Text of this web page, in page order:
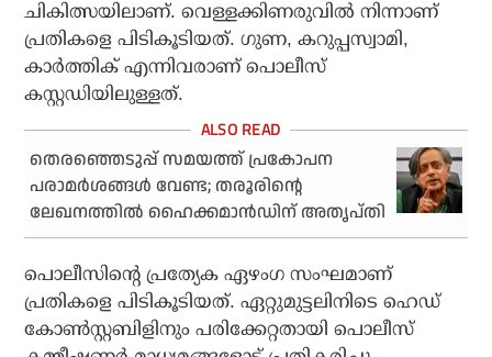
ചികിത്സയിലാണ്. വെള്ളക്കിണരുവില്‍ നിന്നാണ്
പ്രതികളെ പിടികൂടിയത്. ഗുണ, കറുപ്പസ്വാമി,
കാര്‍ത്തിക് എന്നിവരാണ് പൊലീസ്
കസ്റ്റഡിയിലുള്ളത്.
തെരഞ്ഞെടുപ്പ് സമയത്ത് പ്രകോപന
പരാമര്‍ശങ്ങള്‍ വേണ്ട; തരൂരിന്റെ
ലേഖനത്തില്‍ ഹൈക്കമാന്‍ഡിന് അതൃപ്തി
പൊലീസിന്റെ പ്രത്യേക ഏഴംഗ സംഘമാണ്
പ്രതികളെ പിടികൂടിയത്. ഏറ്റുമുട്ടലിനിടെ ഹെഡ്
കോണ്‍സ്റ്റബിളിനും പരിക്കേറ്റതായി പൊലീസ്